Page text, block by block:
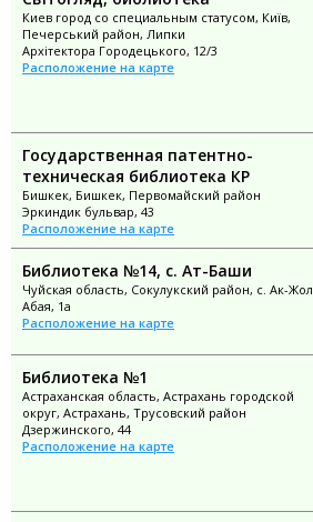
Киев город со специальным статусом, Київ,
Печерський район, Липки
Архітектора Городецького, 12/3
Расположение на карте
Государственная патентно-
техническая библиотека КР
Бишкек, Бишкек, Первомайский район
Эркиндик бульвар, 43
Расположение на карте
Библиотека №14, с. Ат-Баши
Чуйская область, Сокулукский район, с. Ак-Жол
Абая, 1а
Расположение на карте
Библиотека №1
Астраханская область, Астрахань городской
округ, Астрахань, Трусовский район
Дзержинского, 44
Расположение на карте